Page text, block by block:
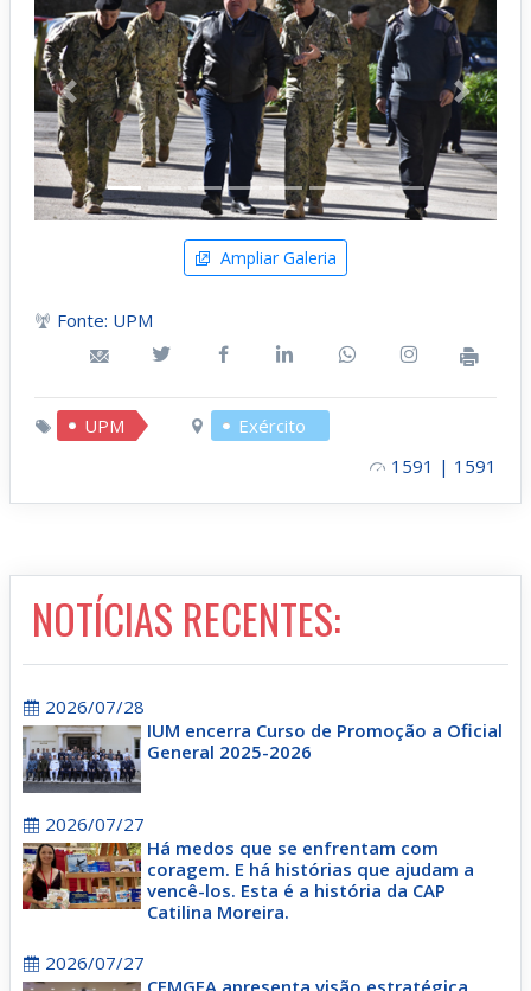
Anterior Próximo
Ampliar Galeria
Fonte: UPM
UPM
Exército
1591 | 1591
NOTÍCIAS RECENTES:
2026/07/28
IUM encerra Curso de Promoção a Oficial
General 2025-2026
2026/07/27
Há medos que se enfrentam com
coragem. E há histórias que ajudam a
vencê-los. Esta é a história da CAP
Catilina Moreira.
2026/07/27
CEMGFA apresenta visão estratégica